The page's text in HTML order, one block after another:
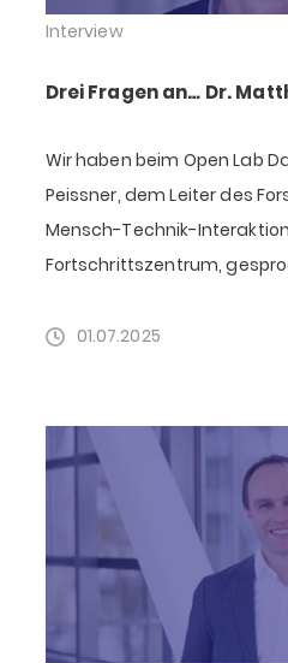
Interview
Drei Fragen an… Dr.
Wir haben beim Open Lab
Peissner, dem Leiter des
Mensch-Technik-
Fortschrittszentrum,
01.07.2025